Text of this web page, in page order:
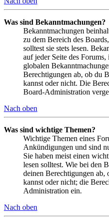
Was sind Bekanntmachungen?
Bekanntmachungen
zu dem Bereich des
solltest sie stets lesen.
auf jeder Seite des
globalen
Berechtigungen ab, ob du
kannst oder nicht. Die
Board-Administration
Nach oben
Was sind wichtige Themen?
Wichtige Themen eines
Ankündigungen und sind
Sie haben meist einen
lesen solltest. Wie bei den
deinen Berechtigungen ab,
kannst oder nicht; die
Administration ein.
Nach oben